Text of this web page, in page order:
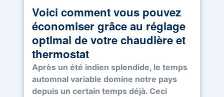
Voici comment vous pouvez
économiser grâce au réglage
optimal de votre chaudière et
thermostat
Après un été indien splendide, le temps
automnal variable domine notre pays
depuis un certain temps déjà. Ceci